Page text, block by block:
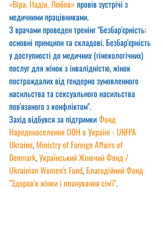
«Віра, Надія, Любов» провів зустрічі з
медичними працівниками.
З врачами проведен тренінг "Безбар'єрність:
основні принципи та складові. Безбар'єрність
у доступності до медичних (гінекологічних)
послуг для жінок з інвалідністю, жінок
постраждалих від ґендерно зумовленного
насильства та сексуального насильства
пов'язаного з конфліктом".
Захід відбувся за підтримки Фонд
Народонаселення ООН в Україні - UNFPA
Ukraine, Ministry of Foreign Affairs of
Denmark, Український Жіночий Фонд /
Ukrainian Women's Fund, Благодійний Фонд
"Здоров'я жінки і планування сім'ї".